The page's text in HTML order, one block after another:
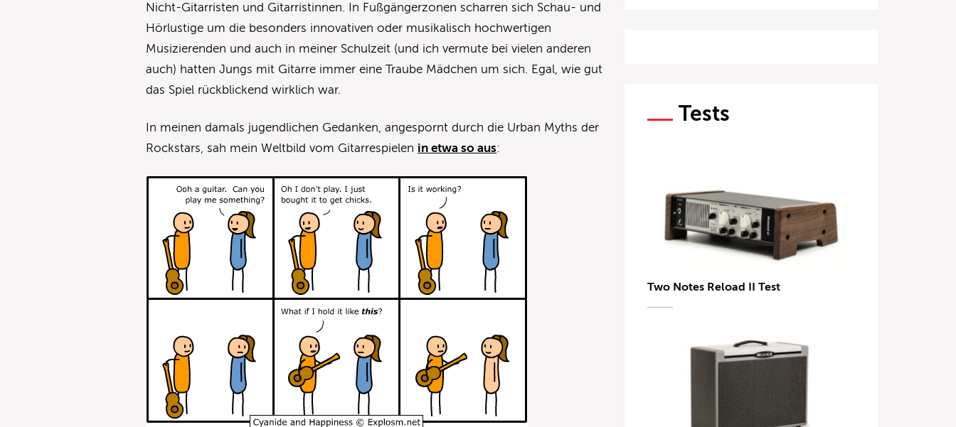
Nicht-Gitarristen und Gitarristinnen. In Fußgängerzonen scharren sich Schau- und
Hörlustige um die besonders innovativen oder musikalisch hochwertigen
Musizierenden und auch in meiner Schulzeit (und ich vermute bei vielen anderen
auch) hatten Jungs mit Gitarre immer eine Traube Mädchen um sich. Egal, wie gut
das Spiel rückblickend wirklich war.
In meinen damals jugendlichen Gedanken, angespornt durch die Urban Myths der
Rockstars, sah mein Weltbild vom Gitarrespielen in etwa so aus:
Tests
Two Notes Reload II Test